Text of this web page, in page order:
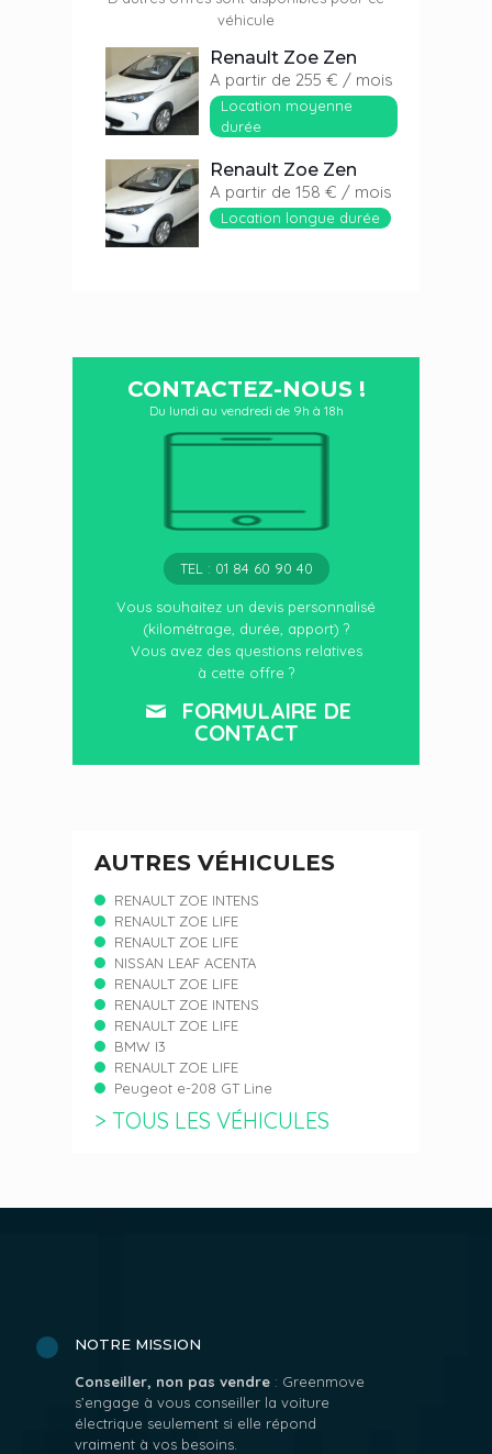
véhicule
Renault Zoe Zen
A partir de 255 € / mois
Location moyenne
durée
Renault Zoe Zen
A partir de 158 € / mois
Location longue durée
CONTACTEZ-NOUS !
Du lundi au vendredi de 9h à 18h
TEL : 01 84 60 90 40
Vous souhaitez un devis personnalisé
(kilométrage, durée, apport) ?
Vous avez des questions relatives
à cette offre ?
FORMULAIRE DE
CONTACT
AUTRES VÉHICULES
RENAULT ZOE INTENS
RENAULT ZOE LIFE
RENAULT ZOE LIFE
NISSAN LEAF ACENTA
RENAULT ZOE LIFE
RENAULT ZOE INTENS
RENAULT ZOE LIFE
BMW I3
RENAULT ZOE LIFE
Peugeot e-208 GT Line
> TOUS LES VÉHICULES
NOTRE MISSION
Conseiller, non pas vendre : Greenmove
s’engage à vous conseiller la voiture
électrique seulement si elle répond
vraiment à vos besoins.